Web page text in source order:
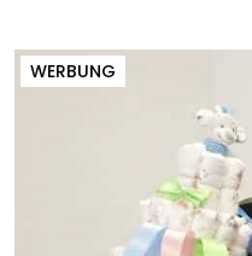
WERBUNG